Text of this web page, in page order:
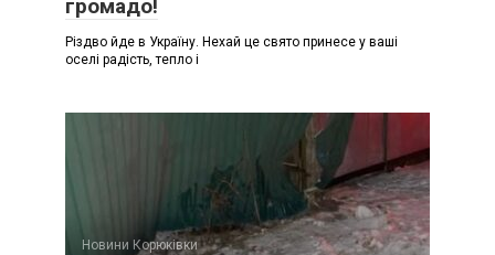
громадо!
Різдво йде в Україну. Нехай це свято принесе у ваші
оселі радість, тепло і
Новини Корюківки